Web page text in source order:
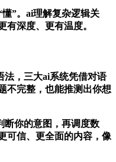
”。ai理解复杂逻辑关
有深度、更有温度。
法，三大ai系统凭借对语
不完整，也能推测出你想
断你的意图，再调度数
可信、更全面的内容，像